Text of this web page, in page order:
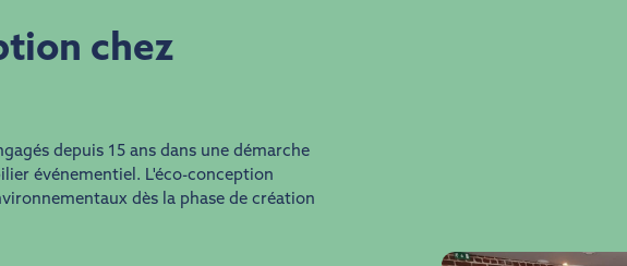
chez
depuis 15 ans dans une démarche
événementiel. L'éco-conception
dès la phase de création